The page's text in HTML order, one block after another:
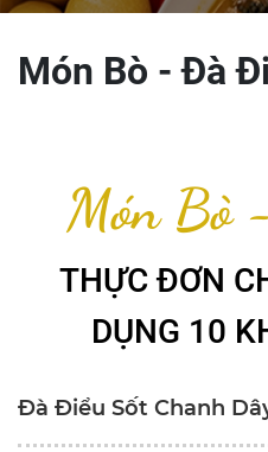
Món Bò - Đà
Món Bò
THỰC ĐƠN
DỤNG 10
Đà Điểu Sốt Chanh